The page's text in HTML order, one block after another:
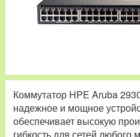
Коммутатор HPE Aruba
надежное и мощное
обеспечивает высокую
гибкость для сетей